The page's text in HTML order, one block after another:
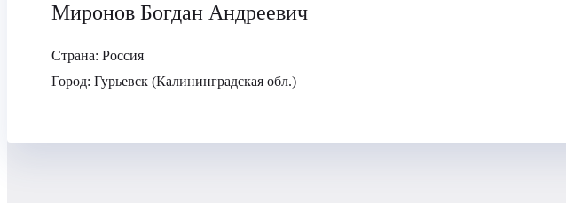
Миронов Богдан Андреевич
Страна: Россия
Город: Гурьевск (Калининградская обл.)